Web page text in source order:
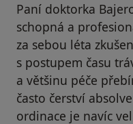
Paní doktorka
schopná a
za sebou léta
s postupem času
a většinu péče
často čerství
ordinace je navíc